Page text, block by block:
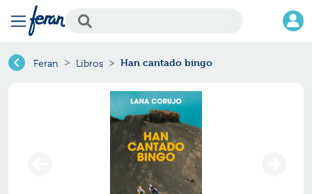
Feran Libros Han cantado bingo